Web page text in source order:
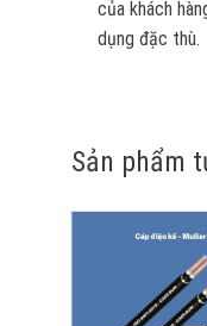
của khách
dụng đặc thù.
Sản phẩm